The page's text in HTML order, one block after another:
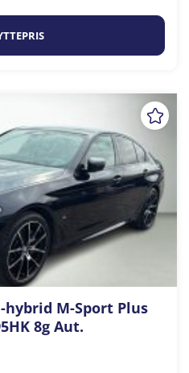
hybrid M-Sport Plus
8g Aut.